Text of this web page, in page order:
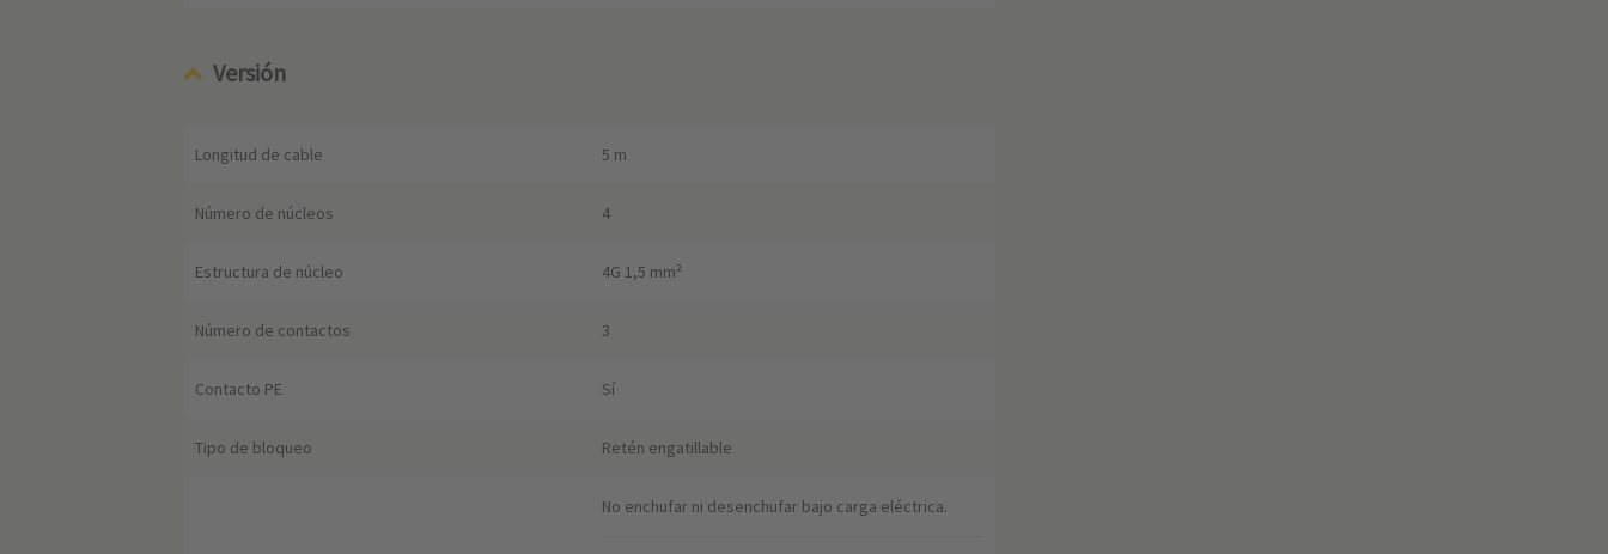
Versión
Longitud de cable 5 m
Número de núcleos 4
Estructura de núcleo 4G 1,5 mm²
Número de contactos 3
Contacto PE Sí
Tipo de bloqueo Retén engatillable
No enchufar ni desenchufar bajo carga eléctrica.